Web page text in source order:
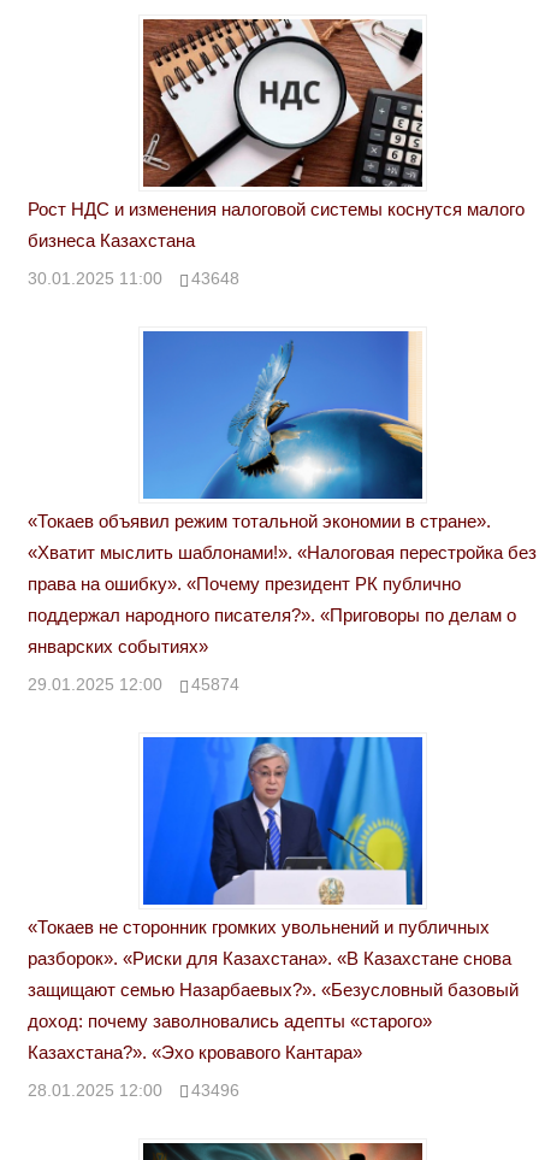
Рост НДС и изменения налоговой системы коснутся малого
бизнеса Казахстана
30.01.2025 11:00 43648
«Токаев объявил режим тотальной экономии в стране».
«Хватит мыслить шаблонами!». «Налоговая перестройка без
права на ошибку». «Почему президент РК публично
поддержал народного писателя?». «Приговоры по делам о
январских событиях»
29.01.2025 12:00 45874
«Токаев не сторонник громких увольнений и публичных
разборок». «Риски для Казахстана». «В Казахстане снова
защищают семью Назарбаевых?». «Безусловный базовый
доход: почему заволновались адепты «старого»
Казахстана?». «Эхо кровавого Кантара»
28.01.2025 12:00 43496